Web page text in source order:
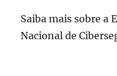
Saiba mais sobre a
Nacional de